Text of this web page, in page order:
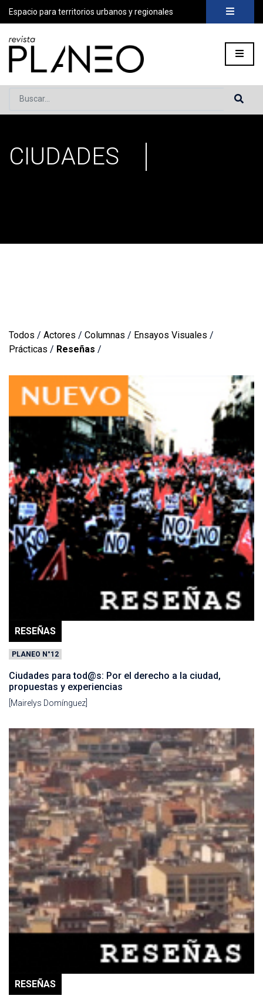
Espacio para territorios urbanos y regionales
Buscar...
Portada »Ciudades
CIUDADES
Todos / Actores / Columnas / Ensayos Visuales /
Prácticas / Reseñas /
RESEÑAS
PLANEO N°12
Ciudades para tod@s: Por el derecho a la ciudad,
propuestas y experiencias
[Mairelys Domínguez]
RESEÑAS